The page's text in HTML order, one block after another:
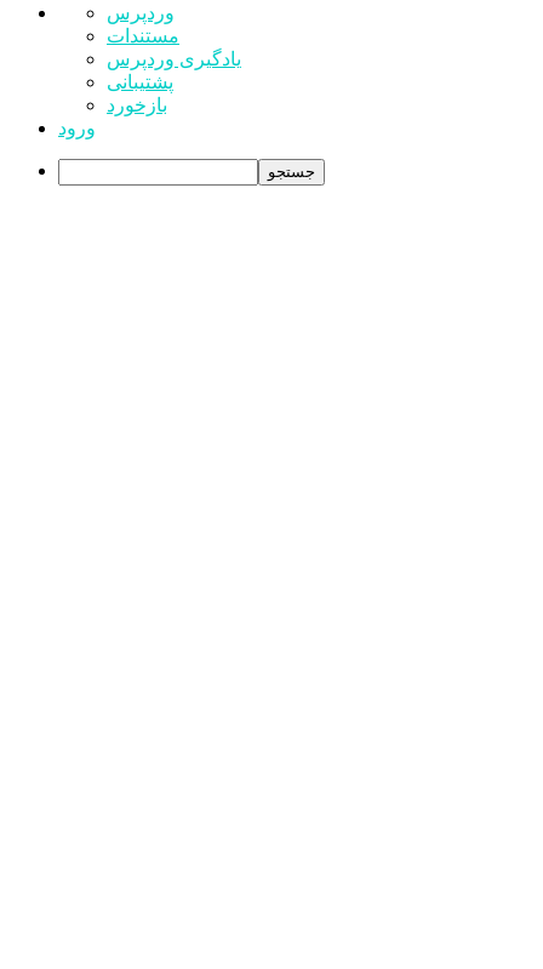
درباره
وردپرس
وردپرس
مستندات
یادگیری وردپرس
پشتیبانی
بازخورد
ورود
جستجو